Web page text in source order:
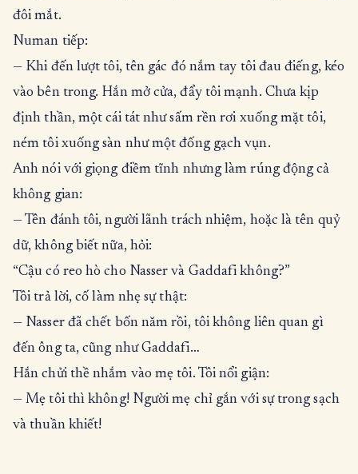
đôi mắt.
Numan tiếp:
— Khi đến lượt tôi, tên gác đó nắm tay tôi đau điếng, kéo
vào bên trong. Hắn mở cửa, đẩy tôi mạnh. Chưa kịp
định thần, một cái tát như sấm rền rơi xuống mặt tôi,
ném tôi xuống sàn như một đống gạch vụn.
Anh nói với giọng điềm tĩnh nhưng làm rúng động cả
không gian:
— Tên đánh tôi, người lãnh trách nhiệm, hoặc là tên quỷ
dữ, không biết nữa, hỏi:
“Cậu có reo hò cho Nasser và Gaddafi không?”
Tôi trả lời, cố làm nhẹ sự thật:
— Nasser đã chết bốn năm rồi, tôi không liên quan gì
đến ông ta, cũng như Gaddafi…
Hắn chửi thề nhắm vào mẹ tôi. Tôi nổi giận:
— Mẹ tôi thì không! Người mẹ chỉ gắn với sự trong sạch
và thuần khiết!